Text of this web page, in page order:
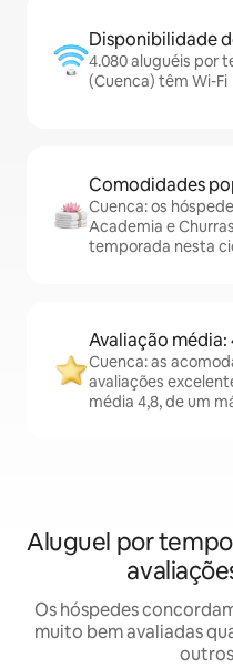
Disponibilidade
4.080 aluguéis por
(Cuenca) têm Wi-Fi
Comodidades
Cuenca: os
Academia e
temporada nesta
Avaliação média:
Cuenca: as
avaliações
média 4,8, de um
Aluguel por
Os hóspedes
muito bem avaliadas